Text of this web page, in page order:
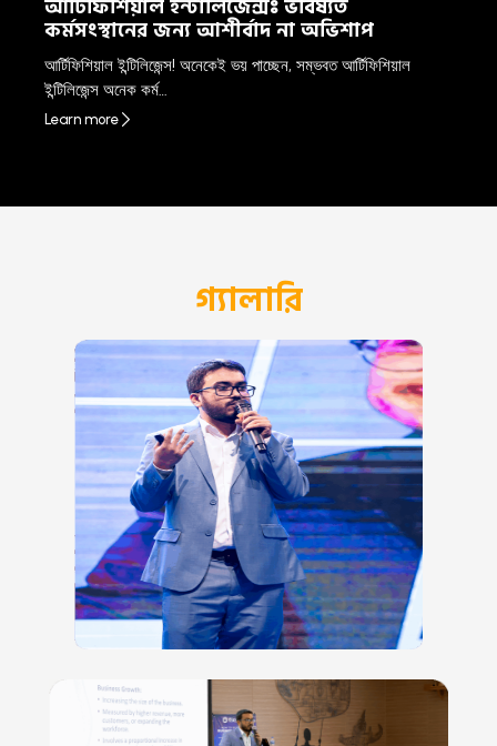
আর্টিফিশিয়াল ইন্টালিজেন্সঃ ভবিষ্যত
কর্মসংস্থানের জন্য আশীর্বাদ না অভিশাপ
আর্টিফিশিয়াল ইন্টিলিজেন্স! অনেকেই ভয় পাচ্ছেন, সম্ভবত আর্টিফিশিয়াল
ইন্টিলিজেন্স অনেক কর্ম…
Learn more
গ্যালারি